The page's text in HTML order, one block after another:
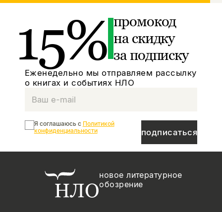
15% промокод
на скидку
за подписку
Еженедельно мы отправляем рассылку
о книгах и событиях НЛО
подписаться
Я соглашаюсь с Политикой
конфиденциальности
новое литературное
обозрение